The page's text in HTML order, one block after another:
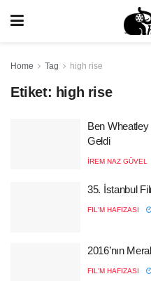
Home Tag high rise
Etiket: high rise
Ben Wheatley
Geldi
İREM NAZ GÜVEL
35. İstanbul
FIL'M HAFIZASI
2016’nın
FIL'M HAFIZASI